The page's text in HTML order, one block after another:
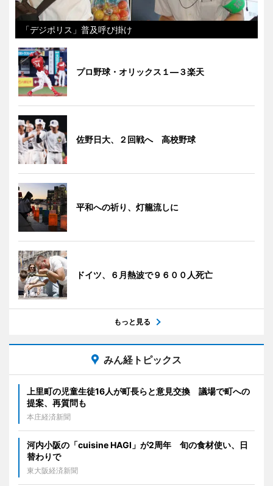
「デジポリス」普及呼び掛け
プロ野球・オリックス１―３楽天
佐野日大、２回戦へ 高校野球
平和への祈り、灯籠流しに
ドイツ、６月熱波で９６００人死亡
もっと見る
みん経トピックス
上里町の児童生徒16人が町長らと意見交換 議場で町への
提案、再質問も
本庄経済新聞
河内小阪の「cuisine HAGI」が2周年 旬の食材使い、日
替わりで
東大阪経済新聞